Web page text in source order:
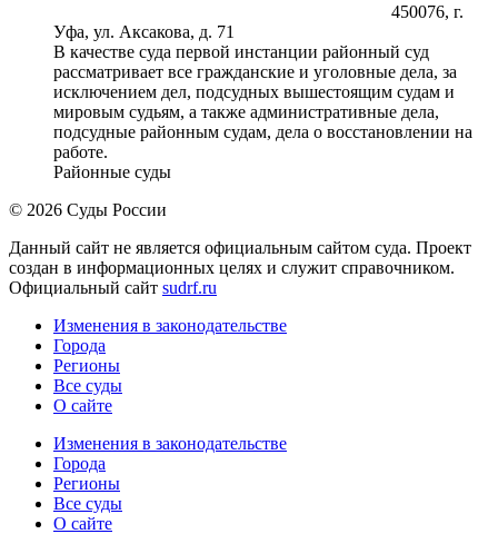
450076, г.
Уфа, ул. Аксакова, д. 71
В качестве суда первой инстанции районный суд
рассматривает все гражданские и уголовные дела, за
исключением дел, подсудных вышестоящим судам и
мировым судьям, а также административные дела,
подсудные районным судам, дела о восстановлении на
работе.
Районные суды
© 2026 Суды России
Данный сайт не является официальным сайтом суда. Проект
создан в информационных целях и служит справочником.
Официальный сайт sudrf.ru
Изменения в законодательстве
Города
Регионы
Все суды
О сайте
Изменения в законодательстве
Города
Регионы
Все суды
О сайте